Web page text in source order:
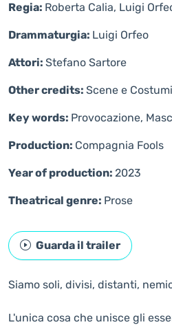
Regia: Roberta Calia, Luigi
Drammaturgia: Luigi Orfeo
Attori: Stefano Sartore
Other credits: Scene e
Key words: Provocazione,
Production: Compagnia Fools
Year of production: 2023
Theatrical genre: Prose
Guarda il trailer
Siamo soli, divisi, distanti,
L'unica cosa che unisce gli